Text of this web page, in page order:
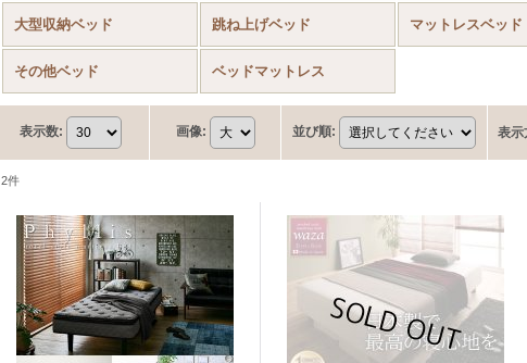
大型収納ベッド 跳ね上げベッド マットレスベッド
その他ベッド ベッドマットレス
表示数: 画像: 並び順: 表示
2件